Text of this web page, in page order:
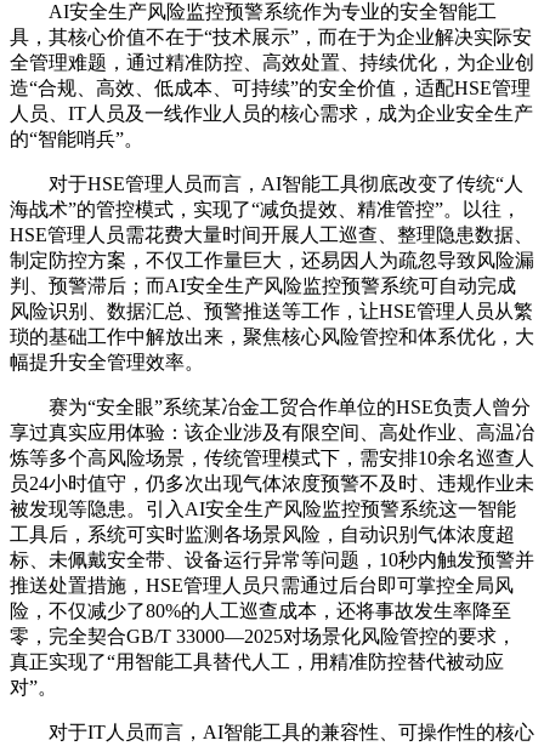
AI安全生产风险监控预警系统作为专业的安全智能工
具，其核心价值不在于“技术展示”，而在于为企业解决实际安
全管理难题，通过精准防控、高效处置、持续优化，为企业创
造“合规、高效、低成本、可持续”的安全价值，适配HSE管理
人员、IT人员及一线作业人员的核心需求，成为企业安全生产
的“智能哨兵”。
对于HSE管理人员而言，AI智能工具彻底改变了传统“人
海战术”的管控模式，实现了“减负提效、精准管控”。以往，
HSE管理人员需花费大量时间开展人工巡查、整理隐患数据、
制定防控方案，不仅工作量巨大，还易因人为疏忽导致风险漏
判、预警滞后；而AI安全生产风险监控预警系统可自动完成
风险识别、数据汇总、预警推送等工作，让HSE管理人员从繁
琐的基础工作中解放出来，聚焦核心风险管控和体系优化，大
幅提升安全管理效率。
赛为“安全眼”系统某冶金工贸合作单位的HSE负责人曾分
享过真实应用体验：该企业涉及有限空间、高处作业、高温冶
炼等多个高风险场景，传统管理模式下，需安排10余名巡查人
员24小时值守，仍多次出现气体浓度预警不及时、违规作业未
被发现等隐患。引入AI安全生产风险监控预警系统这一智能
工具后，系统可实时监测各场景风险，自动识别气体浓度超
标、未佩戴安全带、设备运行异常等问题，10秒内触发预警并
推送处置措施，HSE管理人员只需通过后台即可掌控全局风
险，不仅减少了80%的人工巡查成本，还将事故发生率降至
零，完全契合GB/T 33000—2025对场景化风险管控的要求，
真正实现了“用智能工具替代人工，用精准防控替代被动应
对”。
对于IT人员而言，AI智能工具的兼容性、可操作性的核心